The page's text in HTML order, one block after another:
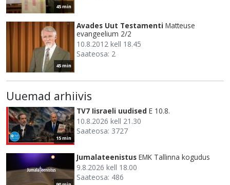
45 min
45 min
Avades Uut Testamenti Matteuse
evangeelium 2/2
10.8.2012 kell 18.45
Saateosa: 2
Uuemad arhiivis
15 min
TV7 Iisraeli uudised E 10.8.
10.8.2026 kell 21.30
Saateosa: 3727
Jumalateenistus EMK Tallinna kogudus
9.8.2026 kell 18.00
Saateosa: 486